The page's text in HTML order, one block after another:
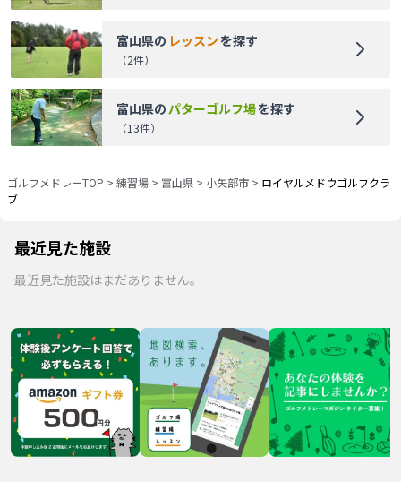
富山県の レッスンを探す
（2件）
富山県の パターゴルフ場を探す
（13件）
ゴルフメドレーTOP > 練習場 > 富山県 > 小矢部市 > ロイヤルメドウゴルフクラ
ブ
最近見た施設
最近見た施設はまだありません。